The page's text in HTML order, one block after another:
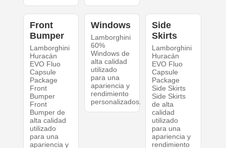
Front
Bumper
Lamborghini
Huracán
EVO Fluo
Capsule
Package
Front
Bumper
Front
Bumper de
alta calidad
utilizado
para una
apariencia y
Windows
Lamborghini
60%
Windows de
alta calidad
utilizado
para una
apariencia y
rendimiento
personalizados.
Side
Skirts
Lamborghini
Huracán
EVO Fluo
Capsule
Package
Side Skirts
Side Skirts
de alta
calidad
utilizado
para una
apariencia y
rendimiento